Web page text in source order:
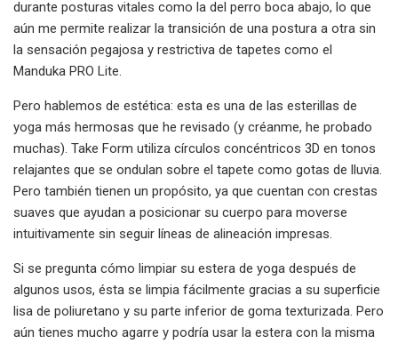
durante posturas vitales como la del perro boca abajo, lo que
aún me permite realizar la transición de una postura a otra sin
la sensación pegajosa y restrictiva de tapetes como el
Manduka PRO Lite.
Pero hablemos de estética: esta es una de las esterillas de
yoga más hermosas que he revisado (y créanme, he probado
muchas). Take Form utiliza círculos concéntricos 3D en tonos
relajantes que se ondulan sobre el tapete como gotas de lluvia.
Pero también tienen un propósito, ya que cuentan con crestas
suaves que ayudan a posicionar su cuerpo para moverse
intuitivamente sin seguir líneas de alineación impresas.
Si se pregunta cómo limpiar su estera de yoga después de
algunos usos, ésta se limpia fácilmente gracias a su superficie
lisa de poliuretano y su parte inferior de goma texturizada. Pero
aún tienes mucho agarre y podría usar la estera con la misma